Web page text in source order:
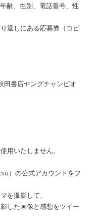
齢、性別、電話番号、性
返しにある応募券（コピ
田書店ヤングチャンピオ
用いたしません。
）の公式アカウントをフ
を撮影して、
した画像と感想をツイー